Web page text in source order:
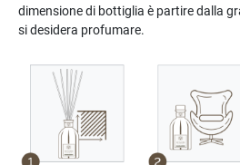
dimensione di bottiglia è partire dalla
si desidera profumare.